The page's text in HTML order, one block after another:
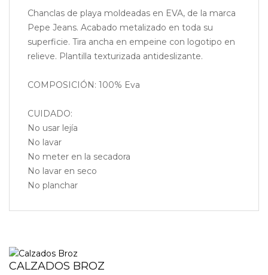
Chanclas de playa moldeadas en EVA, de la marca
Pepe Jeans. Acabado metalizado en toda su
superficie. Tira ancha en empeine con logotipo en
relieve. Plantilla texturizada antideslizante.
COMPOSICIÓN: 100% Eva
CUIDADO:
No usar lejía
No lavar
No meter en la secadora
No lavar en seco
No planchar
CALZADOS BROZ